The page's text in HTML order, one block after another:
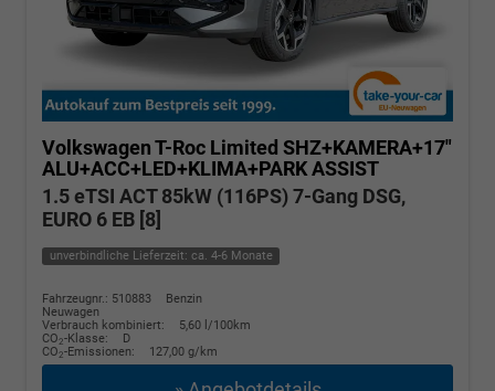
Volkswagen T-Roc Limited SHZ+KAMERA+17"
ALU+ACC+LED+KLIMA+PARK ASSIST
1.5 eTSI ACT 85kW (116PS) 7-Gang DSG,
EURO 6 EB [8]
unverbindliche Lieferzeit: ca. 4-6 Monate
Fahrzeugnr.: 510883
Benzin
Neuwagen
Verbrauch kombiniert:
5,60 l/100km
CO2-Klasse:
D
CO2-Emissionen: 127,00 g/km